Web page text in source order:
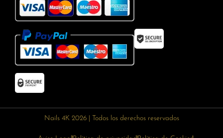
Nails 4K 2026 | Todos los derechos reservados